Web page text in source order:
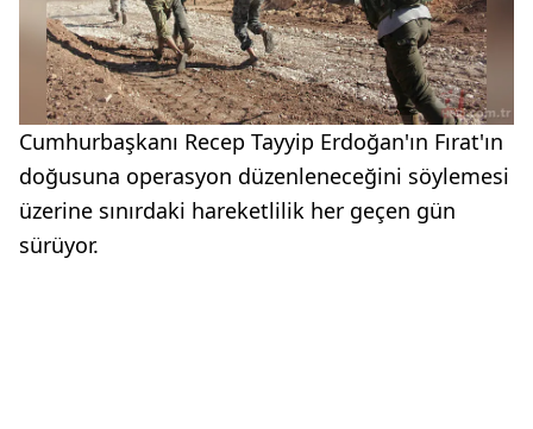
Cumhurbaşkanı Recep Tayyip Erdoğan'ın Fırat'ın
doğusuna operasyon düzenleneceğini söylemesi
üzerine sınırdaki hareketlilik her geçen gün
sürüyor.